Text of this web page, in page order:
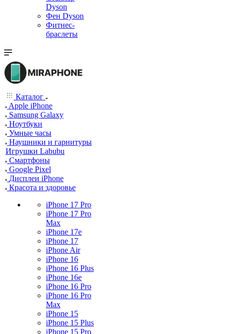
Dyson
Фен Dyson
Фитнес-
браслеты
Каталог
Apple iPhone
Samsung Galaxy
Ноутбуки
Умные часы
Наушники и гарнитуры
Игрушки Labubu
Смартфоны
Google Pixel
Дисплеи iPhone
Красота и здоровье
iPhone 17 Pro
iPhone 17 Pro
Max
iPhone 17e
iPhone 17
iPhone Air
iPhone 16
iPhone 16 Plus
iPhone 16e
iPhone 16 Pro
iPhone 16 Pro
Max
iPhone 15
iPhone 15 Plus
iPhone 15 Pro